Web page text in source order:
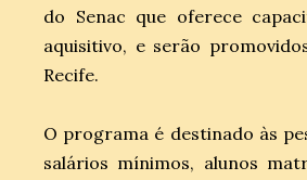
do Senac que oferece
aquisitivo, e serão
Recife.
O programa é destinado às
salários mínimos, alunos